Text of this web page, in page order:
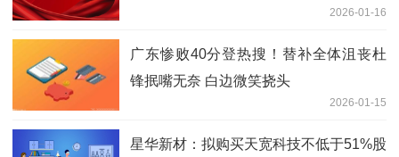
2026-01-16
广东惨败40分登热搜！替补全体沮丧杜
锋抿嘴无奈 白边微笑挠头
2026-01-15
星华新材：拟购买天宽科技不低于51%股